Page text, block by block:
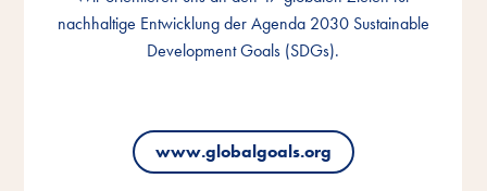
nachhaltige Entwicklung der Agenda 2030 Sustainable
Development Goals (SDGs).
www.globalgoals.org
nachhaltige Entwicklung der Agenda 2030 Sustainable
Development Goals (SDGs).
www.globalgoals.org
nachhaltige Entwicklung der Agenda 2030 Sustainable
Development Goals (SDGs).
www.globalgoals.org